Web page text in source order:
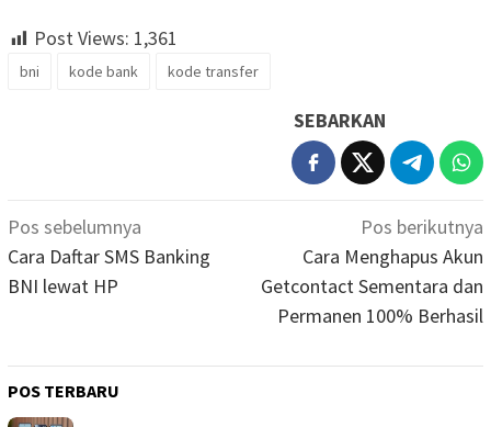
Post Views: 1,361
bni kode bank kode transfer
SEBARKAN
Navigasi
pos
Pos sebelumnya
Cara Daftar SMS Banking
BNI lewat HP
Pos berikutnya
Cara Menghapus Akun
Getcontact Sementara dan
Permanen 100% Berhasil
POS TERBARU